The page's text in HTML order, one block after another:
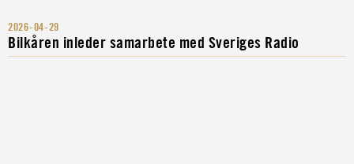
2026-04-29
Bilkåren inleder samarbete med Sveriges Radio